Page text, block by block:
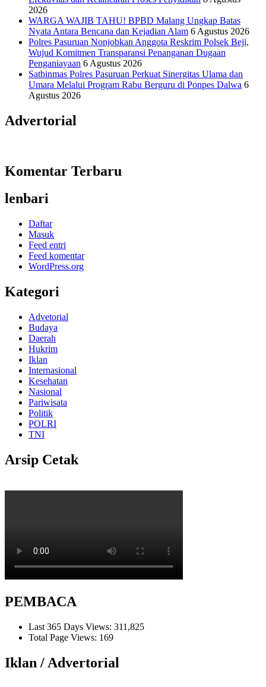
2026
WARGA WAJIB TAHU! BPBD Malang Ungkap Batas
Nyata Antara Bencana dan Kejadian Alam 6 Agustus 2026
Polres Pasuruan Nonjobkan Anggota Reskrim Polsek Beji,
Wujud Komitmen Transparansi Penanganan Dugaan
Penganiayaan 6 Agustus 2026
Satbinmas Polres Pasuruan Perkuat Sinergitas Ulama dan
Umara Melalui Program Rabu Berguru di Ponpes Dalwa 6
Agustus 2026
Advertorial
Komentar Terbaru
lenbari
Daftar
Masuk
Feed entri
Feed komentar
WordPress.org
Kategori
Advetorial
Budaya
Daerah
Hukrim
Iklan
Internasional
Kesehatan
Nasional
Pariwisata
Politik
POLRI
TNI
Arsip Cetak
PEMBACA
Last 365 Days Views: 311,825
Total Page Views: 169
Iklan / Advertorial